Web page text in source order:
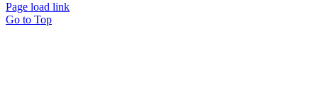
Page load link
Go to Top